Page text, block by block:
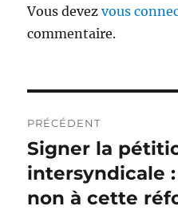
Vous devezvous
commentaire.
de
l’article
PRÉCÉDENT
Publication
précédente :
Signer la
intersyndicale
non à cette